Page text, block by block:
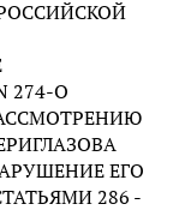
274-О
ЕГО
286 -